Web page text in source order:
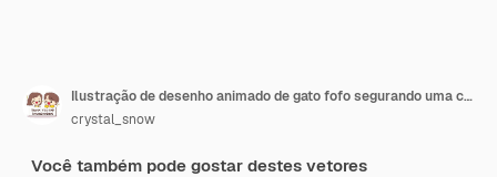
Ilustração de desenho animado de gato fofo segurando uma caixa de presente
crystal_snow
Você também pode gostar destes vetores